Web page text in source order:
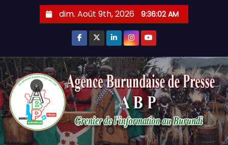
dim. Août 9th, 2026 9:36:03 AM